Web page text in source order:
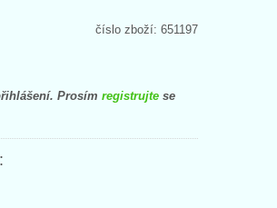
číslo zboží: 651197
Prosím registrujte se